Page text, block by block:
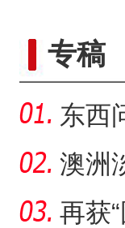
专稿
东西
道怎
道
澳洲
沙漠
再获